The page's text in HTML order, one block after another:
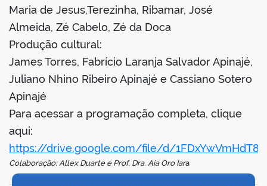
Maria de Jesus,Terezinha, Ribamar, José
Almeida, Zé Cabelo, Zé da Doca
Produção cultural:
James Torres, Fabrício Laranja Salvador Apinajé,
Juliano Nhino Ribeiro Apinajé e Cassiano Sotero
Apinajé
Para acessar a programação completa, clique
aqui:
https://drive.google.com/file/d/
Colaboração: Allex Duarte e Prof. Dra. Aia Oro Iara